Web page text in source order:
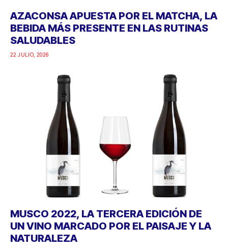
AZACONSA APUESTA POR EL MATCHA, LA
BEBIDA MÁS PRESENTE EN LAS RUTINAS
SALUDABLES
22 JULIO, 2026
MUSCO 2022, LA TERCERA EDICIÓN DE
UN VINO MARCADO POR EL PAISAJE Y LA
NATURALEZA